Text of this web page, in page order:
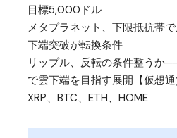
目標5,000ドル
メタプラネット、下限抵抗帯
下端突破が転換条件
リップル、反転の条件整うか
で雲下端を目指す展開【仮想通
XRP、BTC、ETH、HOME